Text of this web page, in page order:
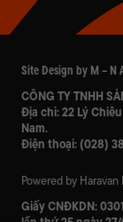
Site Design by M – N
CÔNG TY TNHH
Địa chỉ: 22 Lý
Nam.
Điện thoại: (028)
Powered by
Giấy CNĐKDN: